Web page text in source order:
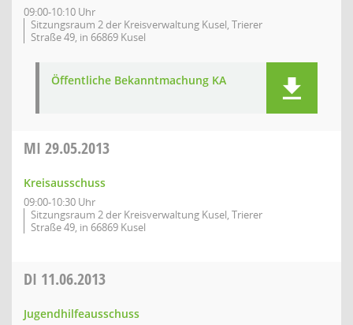
09:00-10:10 Uhr
Sitzungsraum 2 der Kreisverwaltung Kusel, Trierer
Straße 49, in 66869 Kusel
Öffentliche Bekanntmachung KA
MI 29.05.2013
Kreisausschuss
09:00-10:30 Uhr
Sitzungsraum 2 der Kreisverwaltung Kusel, Trierer
Straße 49, in 66869 Kusel
DI 11.06.2013
Jugendhilfeausschuss